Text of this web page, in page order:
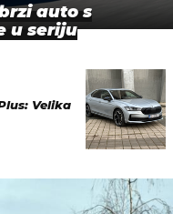
auto s
u seriju
Velika